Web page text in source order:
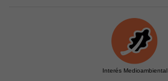
Interés Medioambiental